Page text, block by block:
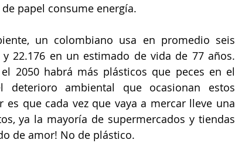
papel consume energía.
un colombiano usa en promedio seis
22.176 en un estimado de vida de 77 años.
2050 habrá más plásticos que peces en el
ambiental que ocasionan estos
que cada vez que vaya a mercar lleve una
ya la mayoría de supermercados y tiendas
de amor! No de plástico.